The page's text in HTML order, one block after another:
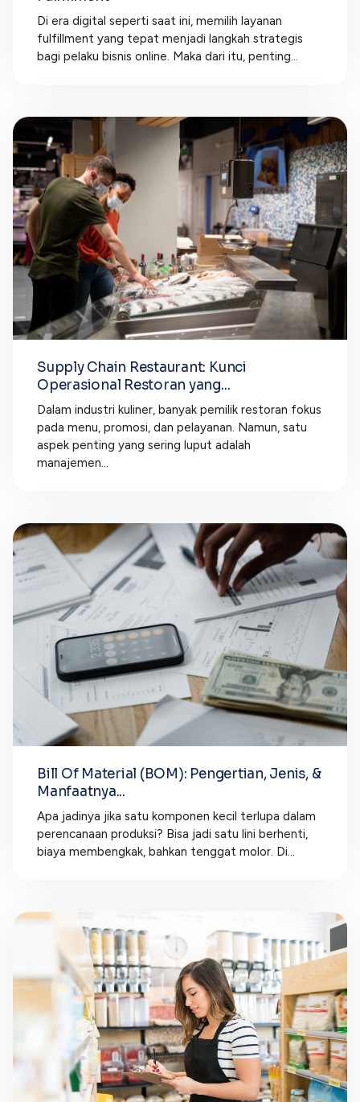
Di era digital seperti saat ini, memilih layanan
fulfillment yang tepat menjadi langkah strategis
bagi pelaku bisnis online. Maka dari itu, penting...
Supply Chain Restaurant: Kunci
Operasional Restoran yang...
Dalam industri kuliner, banyak pemilik restoran fokus
pada menu, promosi, dan pelayanan. Namun, satu
aspek penting yang sering luput adalah
manajemen...
Bill Of Material (BOM): Pengertian, Jenis, &
Manfaatnya...
Apa jadinya jika satu komponen kecil terlupa dalam
perencanaan produksi? Bisa jadi satu lini berhenti,
biaya membengkak, bahkan tenggat molor. Di...